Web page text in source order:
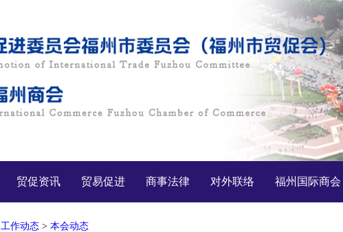
贸促资讯 贸易促进 商事法律 对外联络 福州国际商会
工作动态 > 本会动态